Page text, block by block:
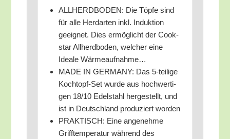
ALLHERDBODEN: Die Töp­fe sind
für alle Herd­ar­ten inkl. Induk­ti­on
geeig­net. Dies ermög­licht der Cook­
star All­h­erd­bo­den, wel­cher eine
Idea­le Wärmeaufnahme…
MADE IN GERMANY: Das 5‑teilige
Koch­topf-Set wur­de aus hoch­wer­ti­
gen 18/​10 Edel­stahl her­ge­stellt, und
ist in Deutsch­land pro­du­ziert worden
PRAKTISCH: Eine ange­neh­me
Griff­tem­pe­ra­tur wäh­rend des